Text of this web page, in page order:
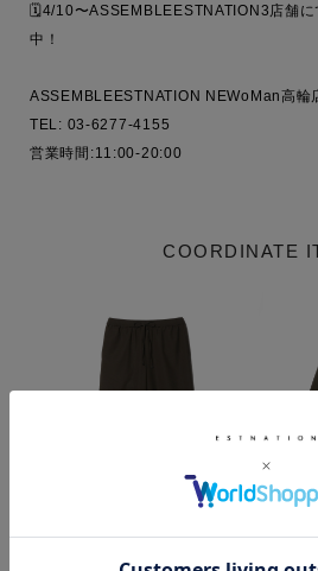
🗓️4/10〜ASSEMBLEESTNATION3店舗に
中！
ASSEMBLEESTNATION NEWoMan高輪
TEL: 03-6277-4155
営業時間:11:00-20:00
COORDINATE